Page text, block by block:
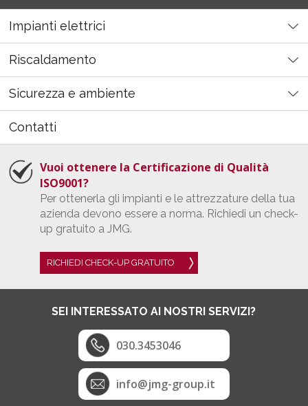
Impianti elettrici
Riscaldamento
Sicurezza e ambiente
Contatti
Vuoi ottenere la Certificazione di Qualità
ISO9001?
Per ottenerla gli impianti e le attrezzature della tua
azienda devono essere a norma. Richiedi un check-
up gratuito a JMG.
RICHIEDI CHECK-UP GRATUITO
SEI INTERESSATO AI NOSTRI SERVIZI?
030.3453046
info@jmg-group.it